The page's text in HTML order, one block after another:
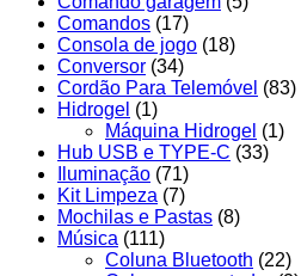
Comandos (17)
Consola de jogo (18)
Conversor (34)
Cordão Para Telemóvel (83)
Hidrogel (1)
Máquina Hidrogel (1)
Hub USB e TYPE-C (33)
Iluminação (71)
Kit Limpeza (7)
Mochilas e Pastas (8)
Música (111)
Coluna Bluetooth (22)